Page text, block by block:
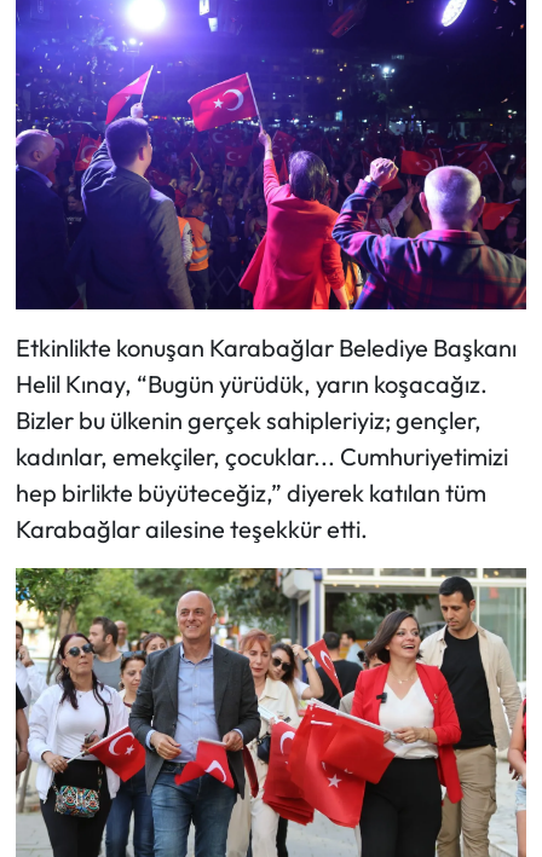
Etkinlikte konuşan Karabağlar Belediye Başkanı
Helil Kınay, “Bugün yürüdük, yarın koşacağız.
Bizler bu ülkenin gerçek sahipleriyiz; gençler,
kadınlar, emekçiler, çocuklar... Cumhuriyetimizi
hep birlikte büyüteceğiz,” diyerek katılan tüm
Karabağlar ailesine teşekkür etti.